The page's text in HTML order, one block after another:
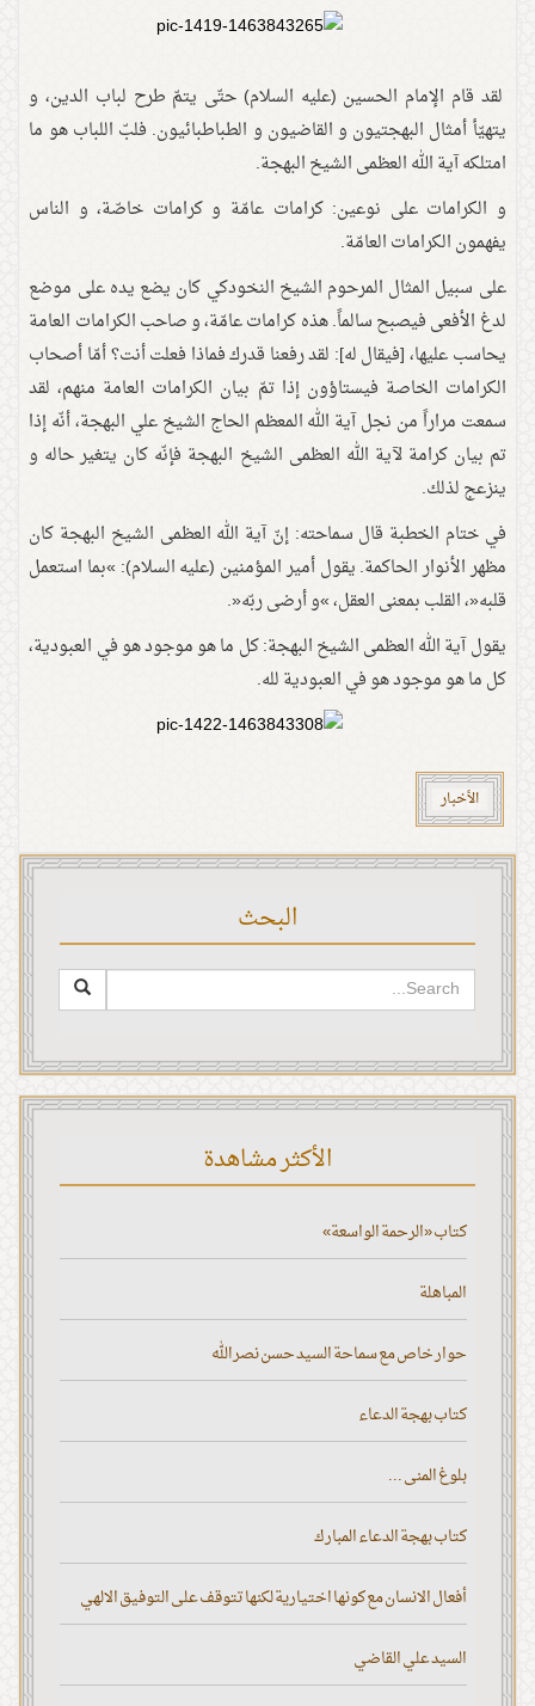
لقد قام الإمام الحسين (عليه السلام) حتّى يتمّ طرح لباب الدين، و
يتهيّأ أمثال البهجتيون و القاضيون و الطباطبائيون. فلبّ اللباب هو ما
امتلكه آية الله العظمى الشيخ البهجة.
و الكرامات على نوعين: كرامات عامّة و كرامات خاصّة، و الناس
يفهمون الكرامات العامّة.
على سبيل المثال المرحوم الشيخ النخودكي كان يضع يده على موضع
لدغ الأفعى فيصبح سالماً. هذه كرامات عامّة، و صاحب الكرامات العامة
يحاسب عليها، [فيقال له]: لقد رفعنا قدرك فماذا فعلت أنت؟ أمّا أصحاب
الكرامات الخاصة فيستاؤون إذا تمّ بيان الكرامات العامة منهم، لقد
سمعت مراراً من نجل آية الله المعظم الحاج الشيخ علي البهجة، أنّه إذا
تم بيان كرامة لآية الله العظمى الشيخ البهجة فإنّه كان يتغير حاله و
ينزعج لذلك.
في ختام الخطبة قال سماحته: إنّ آية الله العظمى الشيخ البهجة كان
مظهر الأنوار الحاكمة. يقول أمير المؤمنين (عليه السلام): »بما استعمل
قلبه«، القلب بمعنى العقل، »و أرضى ربّه«.
يقول آية الله العظمى الشيخ البهجة: كل ما هو موجود هو في العبودية،
كل ما هو موجود هو في العبودية لله.
الأخبار
البحث
الأكثر مشاهدة
كتاب «الرحمة الواسعة»
المباهلة
حوار خاص مع سماحة السيد حسن نصر الله
كتاب بهجة الدعاء
بلوغ المنى ...
كتاب بهجة الدعاء المبارك
أفعال الانسان مع كونها اختيارية لكنها تتوقف على التوفيق الالهي
السيد علي القاضي